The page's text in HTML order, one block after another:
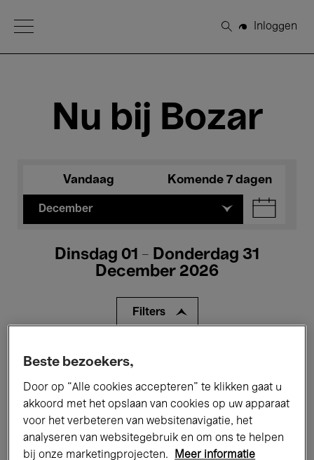
Open Menu
Zoeken
Inloggen
Nu bij Bozar
Vandaag Komende 7 dagen
December
Dinsdag 01 - Donderdag 31
December 2026
Filters
Alle evenementen
Tentoonstellingen Films
Performances Lezingen & Debatten
Jazz Klassieke Muziek Global Music
Beste bezoekers,
Door op “Alle cookies accepteren” te klikken gaat u
akkoord met het opslaan van cookies op uw apparaat
voor het verbeteren van websitenavigatie, het
analyseren van websitegebruik en om ons te helpen
bij onze marketingprojecten.
Meer informatie